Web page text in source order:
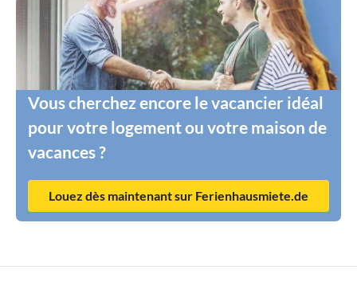
Vous cherchez encore le vacancier idéal
pour votre logement ou votre maison de
vacances ?
Louez dès maintenant sur Ferienhausmiete.de